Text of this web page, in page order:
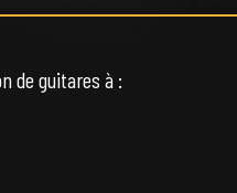
de guitares à :